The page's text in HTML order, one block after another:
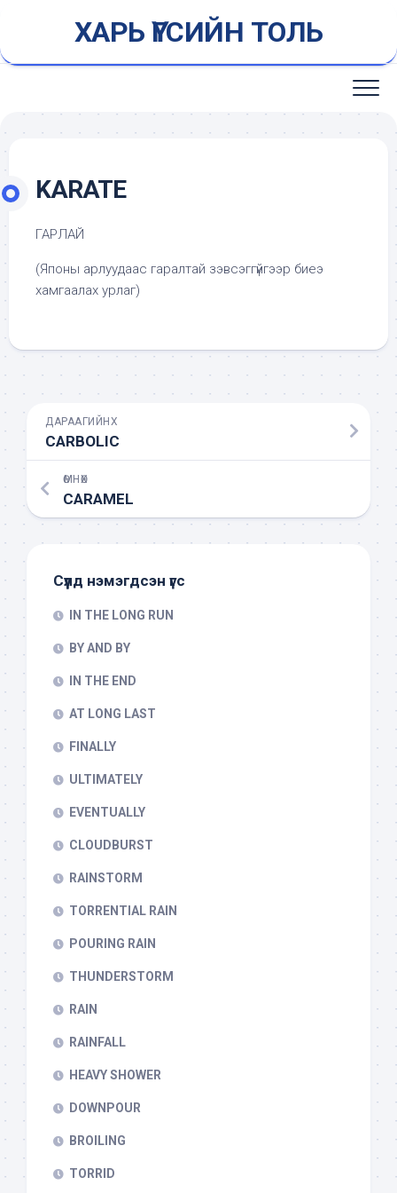
content
ХАРЬ ҮГСИЙН ТОЛЬ
KARATE
ГАРЛАЙ
(Японы арлуудаас гаралтай зэвсэггүйгээр биеэ
хамгаалах урлаг)
ДАРААГИЙНХ
CARBOLIC
ӨМНӨХ
CARAMEL
Сүүлд нэмэгдсэн үгс
IN THE LONG RUN
BY AND BY
IN THE END
AT LONG LAST
FINALLY
ULTIMATELY
EVENTUALLY
CLOUDBURST
RAINSTORM
TORRENTIAL RAIN
POURING RAIN
THUNDERSTORM
RAIN
RAINFALL
HEAVY SHOWER
DOWNPOUR
BROILING
TORRID